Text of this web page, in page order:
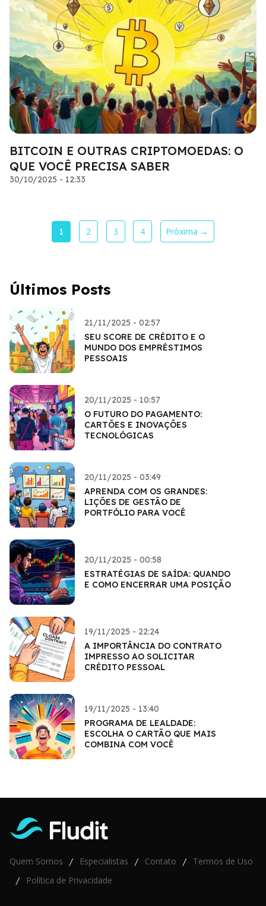
BITCOIN E OUTRAS CRIPTOMOEDAS: O
QUE VOCÊ PRECISA SABER
30/10/2025 - 12:33
1 2 3 4 Próxima →
Últimos Posts
21/11/2025 - 02:57
SEU SCORE DE CRÉDITO E O
MUNDO DOS EMPRÉSTIMOS
PESSOAIS
20/11/2025 - 10:57
O FUTURO DO PAGAMENTO:
CARTÕES E INOVAÇÕES
TECNOLÓGICAS
20/11/2025 - 03:49
APRENDA COM OS GRANDES:
LIÇÕES DE GESTÃO DE
PORTFÓLIO PARA VOCÊ
20/11/2025 - 00:58
ESTRATÉGIAS DE SAÍDA: QUANDO
E COMO ENCERRAR UMA POSIÇÃO
19/11/2025 - 22:24
A IMPORTÂNCIA DO CONTRATO
IMPRESSO AO SOLICITAR
CRÉDITO PESSOAL
19/11/2025 - 13:40
PROGRAMA DE LEALDADE:
ESCOLHA O CARTÃO QUE MAIS
COMBINA COM VOCÊ
Quem Somos / Especialistas / Contato / Termos de Uso
/ Política de Privacidade